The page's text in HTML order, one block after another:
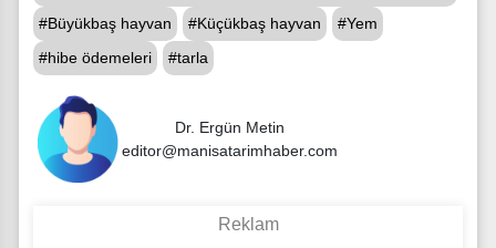
#Büyükbaş hayvan
#Küçükbaş hayvan
#Yem
#hibe ödemeleri
#tarla
Dr. Ergün Metin
editor@manisatarimhaber.com